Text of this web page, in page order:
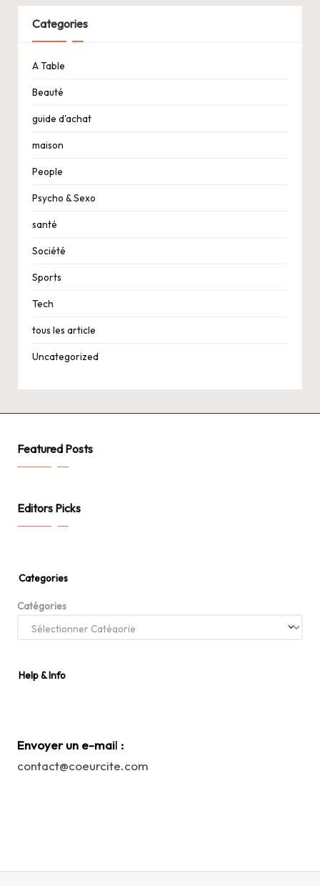
Categories
A Table
Beauté
guide d'achat
maison
People
Psycho & Sexo
santé
Société
Sports
Tech
tous les article
Uncategorized
Featured Posts
Editors Picks
Categories
Catégories
Help & Info
Envoyer un e-mail :
contact@coeurcite.com